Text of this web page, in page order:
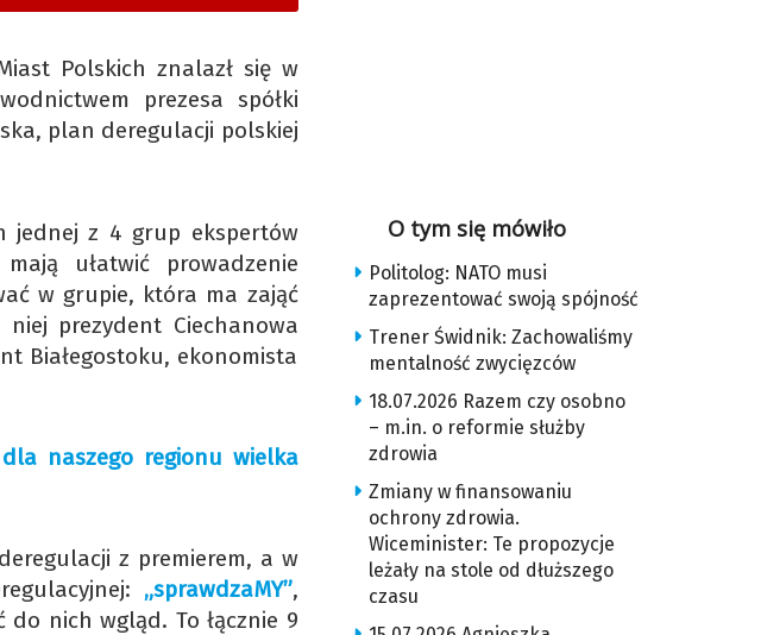
Polskich znalazł się w
prezesa spółki
plan deregulacji polskiej
jednej z 4 grup ekspertów
ułatwić prowadzenie
w grupie, która ma zająć
prezydent Ciechanowa
Białegostoku, ekonomista
naszego regionu wielka
z premierem, a w
„sprawdzaMY”,
nich wgląd. To łącznie 9
O tym się mówiło
Politolog: NATO musi
zaprezentować swoją spójność
Trener Świdnik: Zachowaliśmy
mentalność zwycięzców
18.07.2026 Razem czy osobno
– m.in. o reformie służby
zdrowia
Zmiany w finansowaniu
ochrony zdrowia.
Wiceminister: Te propozycje
leżały na stole od dłuższego
czasu